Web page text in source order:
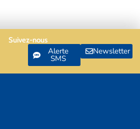
Suivez-nous
Alerte
SMS
Newsletter